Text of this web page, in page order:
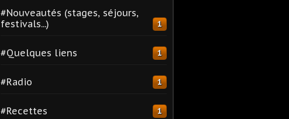
#Nouveautés (stages, séjours,
festivals...)
1
#Quelques liens 1
#Radio 1
#Recettes 1